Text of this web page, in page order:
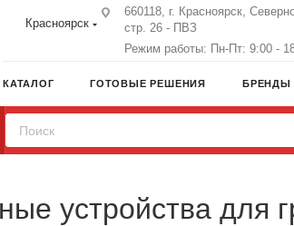
Красноярск
660118, г. Красноярск,
стр. 26 - ПВЗ
Режим работы: Пн-Пт: 9:00 -
КАТАЛОГ ГОТОВЫЕ РЕШЕНИЯ БРЕНДЫ
устройства для